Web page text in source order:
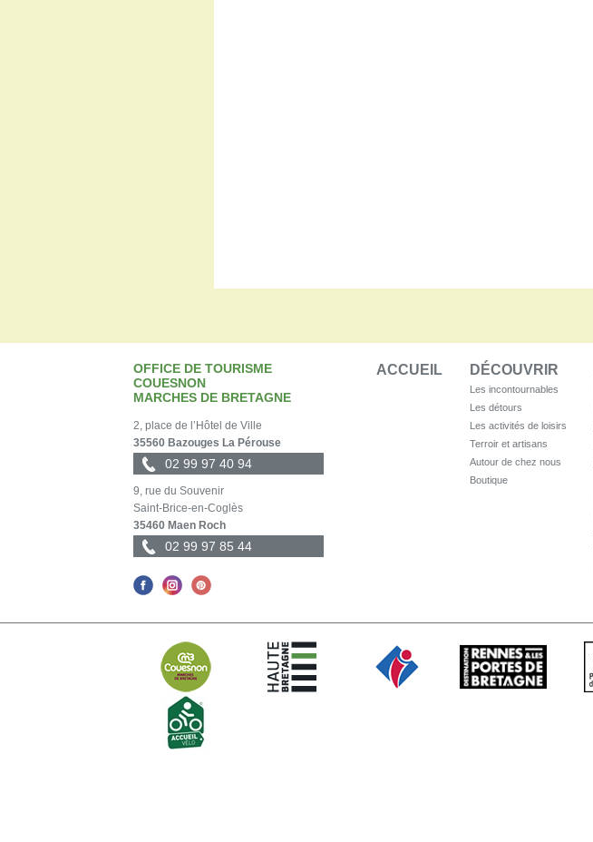
OFFICE DE TOURISME
COUESNON
MARCHES DE BRETAGNE
2, place de l’Hôtel de Ville
35560 Bazouges La Pérouse
02 99 97 40 94
9, rue du Souvenir
Saint-Brice-en-Coglès
35460 Maen Roch
02 99 97 85 44
ACCUEIL DÉCOUVRIR
Les incontournables
Les détours
Les activités de loisirs
Terroir et artisans
Autour de chez nous
Boutique